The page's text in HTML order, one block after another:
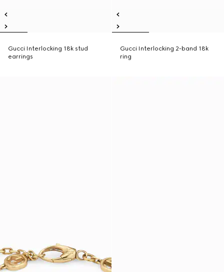
Gucci Interlocking 18k stud
earrings
Gucci Interlocking 2-band 18k
ring